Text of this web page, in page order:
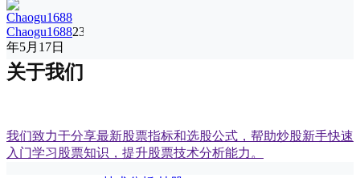
Chaogu168823
年5月17日
关于我们
我们致力于分享最新股票指标和选股公式，帮助炒股新手快速
入门学习股票知识，提升股票技术分析能力。